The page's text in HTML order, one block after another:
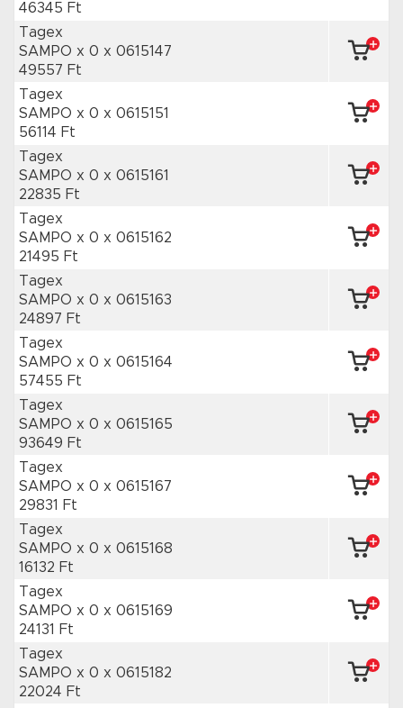
46345 Ft
Tagex
SAMPO x 0 x 0615147
49557 Ft
Tagex
SAMPO x 0 x 0615151
56114 Ft
Tagex
SAMPO x 0 x 0615161
22835 Ft
Tagex
SAMPO x 0 x 0615162
21495 Ft
Tagex
SAMPO x 0 x 0615163
24897 Ft
Tagex
SAMPO x 0 x 0615164
57455 Ft
Tagex
SAMPO x 0 x 0615165
93649 Ft
Tagex
SAMPO x 0 x 0615167
29831 Ft
Tagex
SAMPO x 0 x 0615168
16132 Ft
Tagex
SAMPO x 0 x 0615169
24131 Ft
Tagex
SAMPO x 0 x 0615182
22024 Ft